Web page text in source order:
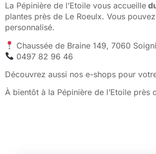
La Pépinière de l’Etoile vous accueille
plantes près de Le Roeulx. Vous
personnalisé.
Chaussée de Braine 149, 7060
0497 82 96 46
Découvrez aussi nos e-shops pour
À bientôt à la Pépinière de l’Etoile près